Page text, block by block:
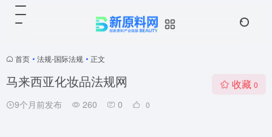
首页 • 法规-国际法规 • 正文
马来西亚化妆品法规网
9个月前发布 260 0 0
收藏 0